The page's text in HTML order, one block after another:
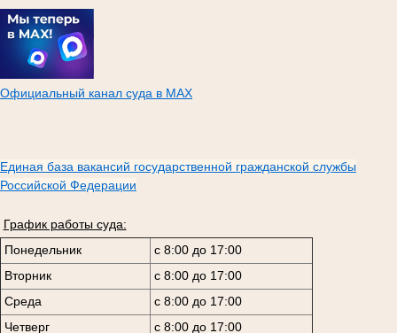
Официальный канал суда в МАХ
Единая база вакансий государственной гражданской службы
Российской Федерации
График работы суда:
Понедельник
с 8:00 до 17:00
Вторник
с 8:00 до 17:00
Среда
с 8:00 до 17:00
Четверг
с 8:00 до 17:00